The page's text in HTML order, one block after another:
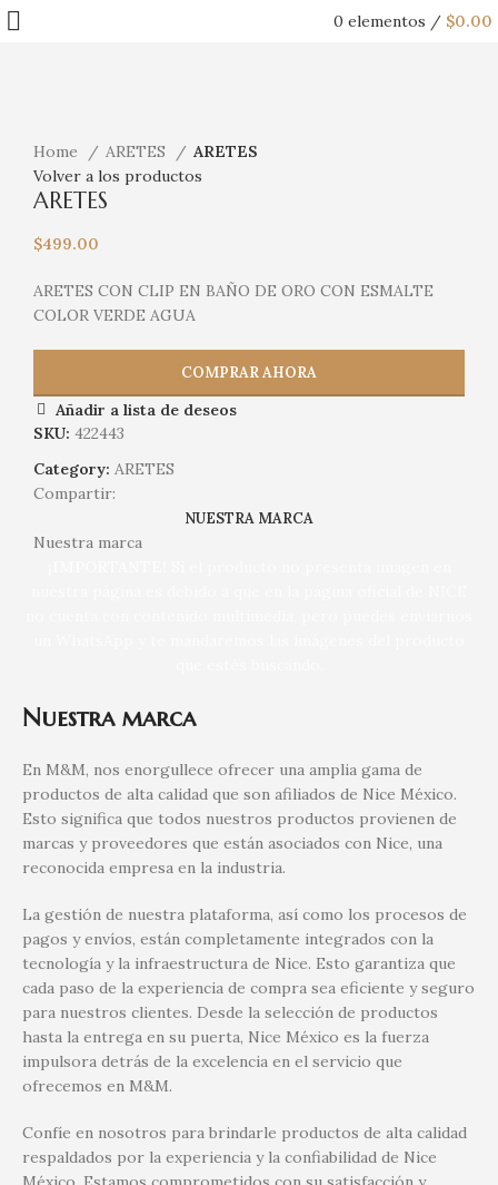
0 elementos / $0.00
Home
ARETES
ARETES
Volver a los productos
ARETES
$499.00
ARETES CON CLIP EN BAÑO DE ORO CON ESMALTE
COLOR VERDE AGUA
COMPRAR AHORA
Añadir a lista de deseos
SKU: 422443
Category: ARETES
Compartir:
NUESTRA MARCA
Nuestra marca
Nuestra marca
En M&M, nos enorgullece ofrecer una amplia gama de
productos de alta calidad que son afiliados de Nice México.
Esto significa que todos nuestros productos provienen de
marcas y proveedores que están asociados con Nice, una
reconocida empresa en la industria.
La gestión de nuestra plataforma, así como los procesos de
pagos y envíos, están completamente integrados con la
tecnología y la infraestructura de Nice. Esto garantiza que
cada paso de la experiencia de compra sea eficiente y seguro
para nuestros clientes. Desde la selección de productos
hasta la entrega en su puerta, Nice México es la fuerza
impulsora detrás de la excelencia en el servicio que
ofrecemos en M&M.
Confíe en nosotros para brindarle productos de alta calidad
respaldados por la experiencia y la confiabilidad de Nice